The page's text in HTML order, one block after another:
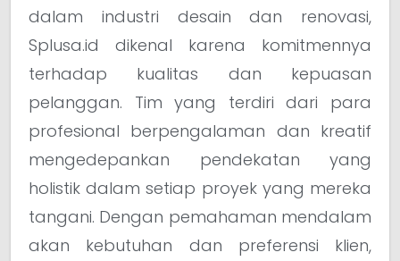
dalam industri desain dan renovasi,
Splusa.id dikenal karena komitmennya
terhadap kualitas dan kepuasan
pelanggan. Tim yang terdiri dari para
profesional berpengalaman dan kreatif
mengedepankan pendekatan yang
holistik dalam setiap proyek yang mereka
tangani. Dengan pemahaman mendalam
akan kebutuhan dan preferensi klien,